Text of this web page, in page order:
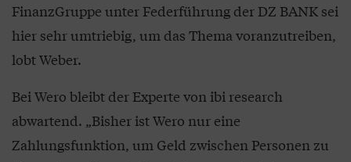
FinanzGruppe unter Federführung der DZ BANK sei
hier sehr umtriebig, um das Thema voranzutreiben,
lobt Weber.
Bei Wero bleibt der Experte von ibi research
abwartend. „Bisher ist Wero nur eine
Zahlungsfunktion, um Geld zwischen Personen zu